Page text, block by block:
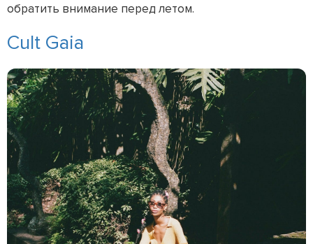
обратить внимание перед летом.
Cult Gaia